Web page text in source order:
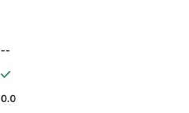
어요. 여기서 보면 그들은 출금을 지
고 하는 걸 볼 수 있어요. 내부 이체
--
0.0